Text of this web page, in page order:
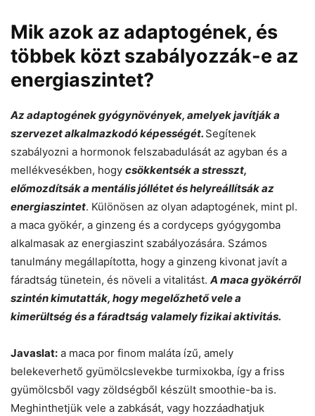
Mik azok az adaptogének, és
többek közt szabályozzák-e az
energiaszintet?
Az adaptogének gyógynövények, amelyek javítják a
szervezet alkalmazkodó képességét. Segítenek
szabályozni a hormonok felszabadulását az agyban és a
mellékvesékben, hogy csökkentsék a stresszt,
előmozdítsák a mentális jóllétet és helyreállítsák az
energiaszintet. Különösen az olyan adaptogének, mint pl.
a maca gyökér, a ginzeng és a cordyceps gyógygomba
alkalmasak az energiaszint szabályozására. Számos
tanulmány megállapította, hogy a ginzeng kivonat javít a
fáradtság tünetein, és növeli a vitalitást. A maca gyökérről
szintén kimutatták, hogy megelőzhető vele a
kimerültség és a fáradtság valamely fizikai aktivitás.
Javaslat: a maca por finom maláta ízű, amely
belekeverhető gyümölcslevekbe turmixokba, így a friss
gyümölcsből vagy zöldségből készült smoothie-ba is.
Meghinthetjük vele a zabkását, vagy hozzáadhatjuk